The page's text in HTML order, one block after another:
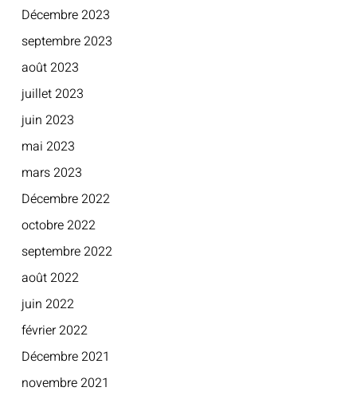
Décembre 2023
septembre 2023
août 2023
juillet 2023
juin 2023
mai 2023
mars 2023
Décembre 2022
octobre 2022
septembre 2022
août 2022
juin 2022
février 2022
Décembre 2021
novembre 2021